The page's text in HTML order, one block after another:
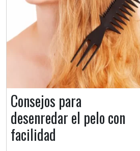
Consejos para
desenredar el pelo con
facilidad